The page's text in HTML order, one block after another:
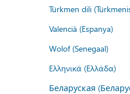
Türkmen dili
Valencià (Espanya)
Wolof (Senegaal)
Ελληνικά (Ελλάδα)
Беларуская